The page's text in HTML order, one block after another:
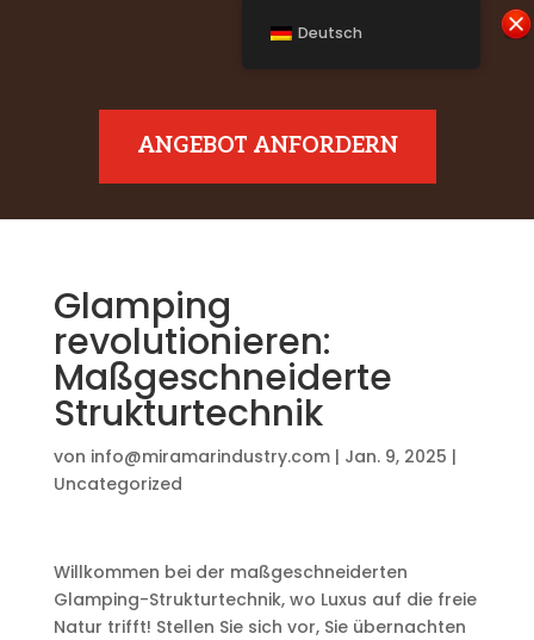
ANGEBOT ANFORDERN
Glamping
revolutionieren:
Maßgeschneiderte
Strukturtechnik
von info@miramarindustry.com| Jan. 9, 2025 |
Uncategorized
Willkommen bei der maßgeschneiderten
Glamping-Strukturtechnik, wo Luxus auf die freie
Natur trifft! Stellen Sie sich vor, Sie übernachten
Deutsch